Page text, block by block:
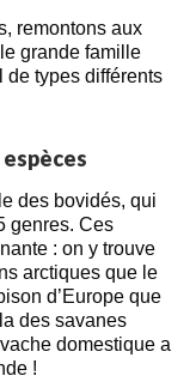
remontons aux
grande famille
de types différents
des bovidés, qui
genres. Ces
: on y trouve
arctiques que le
d’Europe que
des savanes
domestique a
!